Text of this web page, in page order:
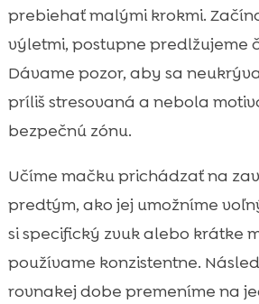
prebiehať malými krokmi.
výletmi, postupne predlžujeme
Dávame pozor, aby sa
príliš stresovaná a nebola
bezpečnú zónu.
Učíme mačku prichádzať na
predtým, ako jej umožníme
si specifický zvuk alebo krátke
používame konzistentne.
rovnakej dobe premeníme na